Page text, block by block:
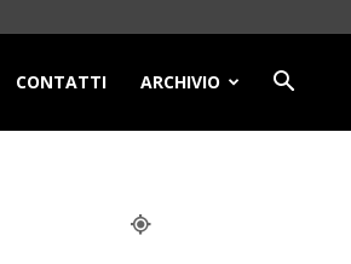
CONTATTI ARCHIVIO